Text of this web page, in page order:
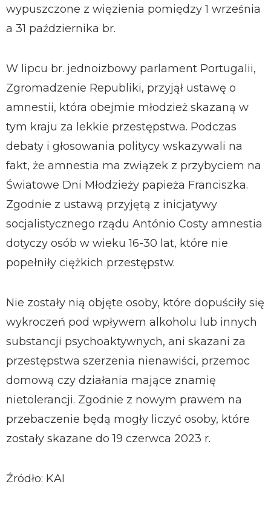
wypuszczone z więzienia pomiędzy 1 września
a 31 października br.
W lipcu br. jednoizbowy parlament Portugalii,
Zgromadzenie Republiki, przyjął ustawę o
amnestii, która obejmie młodzież skazaną w
tym kraju za lekkie przestępstwa. Podczas
debaty i głosowania politycy wskazywali na
fakt, że amnestia ma związek z przybyciem na
Światowe Dni Młodzieży papieża Franciszka.
Zgodnie z ustawą przyjętą z inicjatywy
socjalistycznego rządu António Costy amnestia
dotyczy osób w wieku 16-30 lat, które nie
popełniły ciężkich przestępstw.
Nie zostały nią objęte osoby, które dopuściły się
wykroczeń pod wpływem alkoholu lub innych
substancji psychoaktywnych, ani skazani za
przestępstwa szerzenia nienawiści, przemoc
domową czy działania mające znamię
nietolerancji. Zgodnie z nowym prawem na
przebaczenie będą mogły liczyć osoby, które
zostały skazane do 19 czerwca 2023 r.
Źródło: KAI